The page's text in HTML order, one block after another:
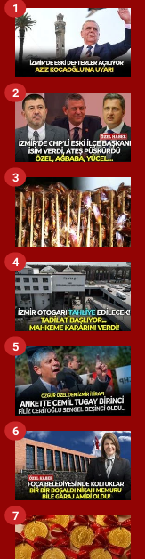
1
2
3
4
5
6
7